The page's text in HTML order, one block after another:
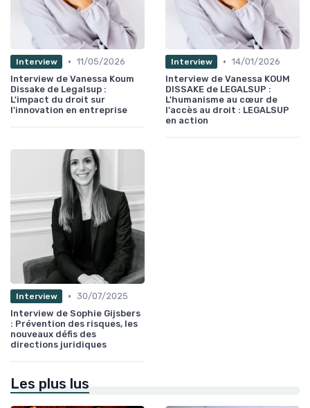
Interview • 11/05/2026
Interview de Vanessa Koum
Dissake de Legalsup :
L'impact du droit sur
l'innovation en entreprise
Interview • 14/01/2026
Interview de Vanessa KOUM
DISSAKE de LEGALSUP :
L'humanisme au cœur de
l'accès au droit : LEGALSUP
en action
Interview • 30/07/2025
Interview de Sophie Gijsbers
: Prévention des risques, les
nouveaux défis des
directions juridiques
Les plus lus